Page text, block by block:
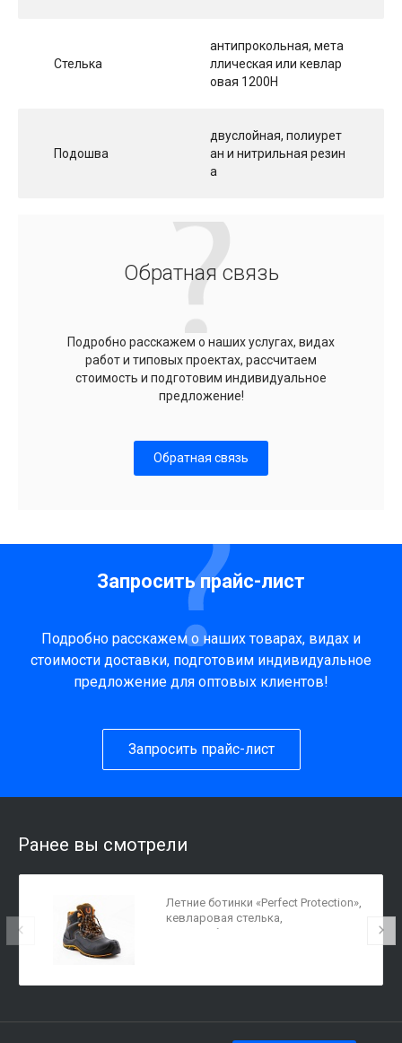
Стелька
антипрокольная, мета
ллическая или кевлар
овая 1200Н
Подошва
двуслойная, полиурет
ан и нитрильная резин
а
Обратная связь
Подробно расскажем о наших услугах, видах
работ и типовых проектах, рассчитаем
стоимость и подготовим индивидуальное
предложение!
Обратная связь
Запросить прайс-лист
Подробно расскажем о наших товарах, видах и
стоимости доставки, подготовим индивидуальное
предложение для оптовых клиентов!
Запросить прайс-лист
Ранее вы смотрели
Летние ботинки «Perfect Protection»,
кевларовая стелька,
поликарбонатный подносок